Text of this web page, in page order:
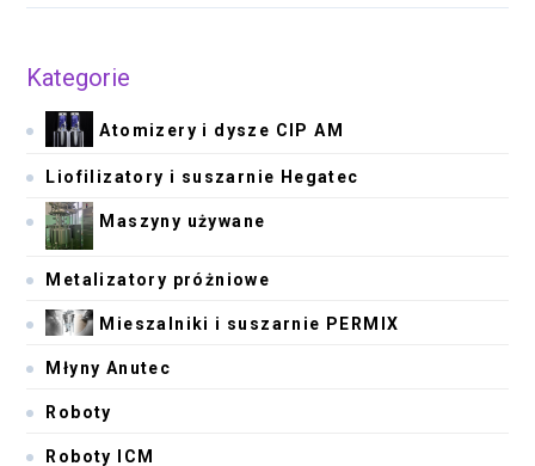
Kategorie
Atomizery i dysze CIP AM
Liofilizatory i suszarnie Hegatec
Maszyny używane
Metalizatory próżniowe
Mieszalniki i suszarnie PERMIX
Młyny Anutec
Roboty
Roboty ICM